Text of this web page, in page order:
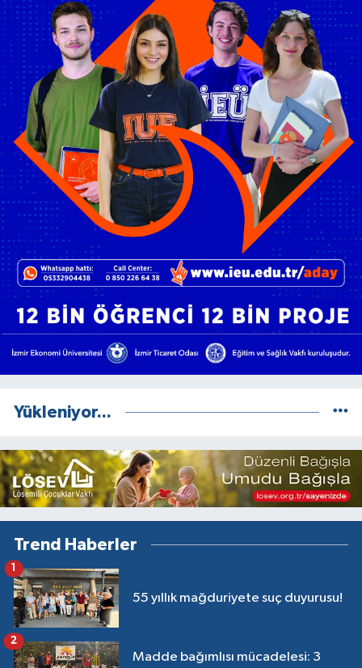
Yükleniyor...
Trend Haberler
55 yıllık mağduriyete suç duyurusu!
Madde bağımlısı mücadelesi: 3
2